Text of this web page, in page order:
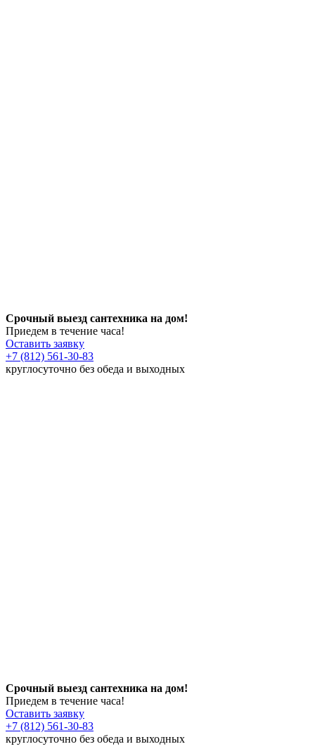
Срочный выезд сантехника на дом!
Приедем в течение часа!
Оставить заявку
+7 (812) 561-30-83
круглосуточно без обеда и выходных
Срочный выезд сантехника на дом!
Приедем в течение часа!
Оставить заявку
+7 (812) 561-30-83
круглосуточно без обеда и выходных